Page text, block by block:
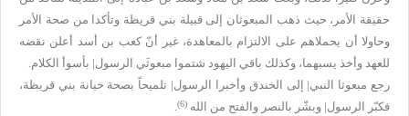
حقيقة الأمر، حيث ذهب المبعوثان إلى قبيلة بني قريظة وتأكدا من صحة الأمر
وحاولا أن يحملاهم على الالتزام بالمعاهدة، غير أنّ كعب بن أسد أعلن نقضه
للعهد وأخذ يسبهما، وكذلك باقي اليهود شتموا مبعوثَي الرسول| بأسوأ الكلام.
رجع مبعوثا النبي| إلى الخندق وأخبرا الرسول| تلميحاً بصحة خيانة بني قريظة،
فكبّر الرسول| وبشّر بالنصر والفتح من الله (6)
.